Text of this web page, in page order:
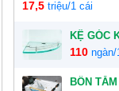
17,5 triệu/1 cái
KỆ GÓC
110 ngàn/
BỒN